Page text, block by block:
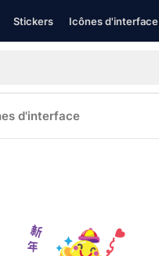
Stickers Icônes d'interface
d'interface